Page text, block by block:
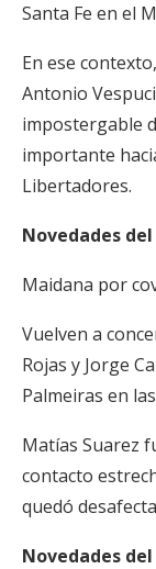
Santa Fe en el
En ese
Antonio
impostergable
importante
Libertadores.
Novedades
Maidana por
Vuelven a
Rojas y Jorge
Palmeiras en
Matías Suarez
contacto
quedó
Novedades